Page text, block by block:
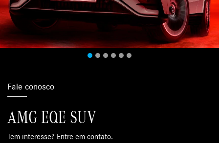
Fale conosco
AMG EQE SUV
Tem interesse? Entre em contato.